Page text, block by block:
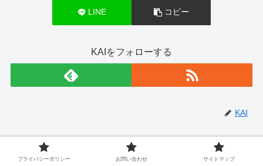
LINE コピー
KAIをフォローする
KAI
関連記事
プライバシーポリシー お問い合わせ サイトマップ